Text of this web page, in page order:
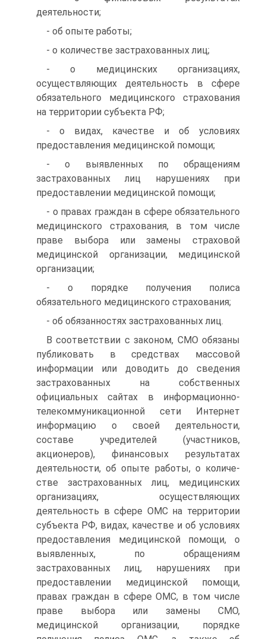
деятельности;
- об опыте работы;
- о количестве застрахованных лиц;
- о медицинских организациях,
осуществляющих деятельность в сфере
обязательного медицинского страхования
на территории субъекта РФ;
- о видах, качестве и об условиях
предоставления медицинской помощи;
- о выявленных по обращениям
застрахованных лиц нарушениях при
предоставлении медицинской помощи;
- о правах граждан в сфере обязательного
медицинского страхо­вания, в том числе
праве выбора или замены страховой
медицин­ской организации, медицинской
организации;
- о порядке получения полиса
обязательного медицинского стра­хования;
- об обязанностях застрахованных лиц.
В соответствии с законом, СМО обязаны
публиковать в сред­ствах массовой
информации или доводить до сведения
застрахо­ванных на собственных
официальных сайтах в информационно­
телекоммуникационной сети Интернет
информацию о своей дея­тельности,
составе учредителей (участников,
акционеров), фи­нансовых результатах
деятельности, об опыте работы, о количе­
стве застрахованных лиц, медицинских
организациях, осуществ­ляющих
деятельность в сфере ОМС на территории
субъекта РФ, видах, качестве и об условиях
предоставления медицинской по­мощи, о
выявленных, по обращениям
застрахованных лиц, нару­шениях при
предоставлении медицинской помощи,
правах граж­дан в сфере ОМС, в том числе
праве выбора или замены СМО,
медицинской организации, порядке